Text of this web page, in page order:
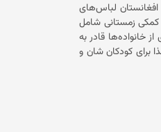
مورد اعلام کرده است که به ۳۵ هزار کودک در افغانستان لباس‌های
که بسته‌های کمکی زمستانی شامل
بسیاری از خانواده‌ها قادر به
میان تامین غذا برای کودکان شان و
دشوار ساخته است.